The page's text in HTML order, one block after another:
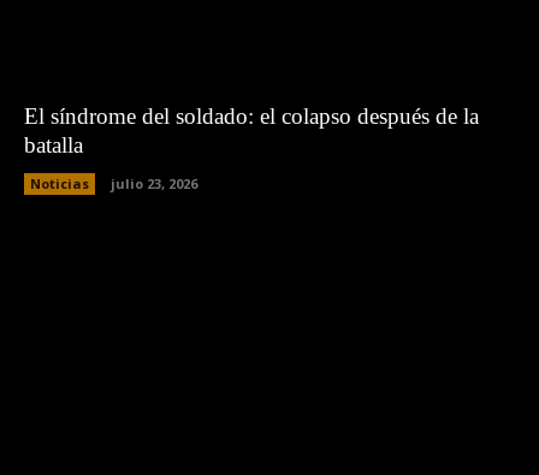
El síndrome del soldado: el colapso después de la
batalla
Noticias julio 23, 2026